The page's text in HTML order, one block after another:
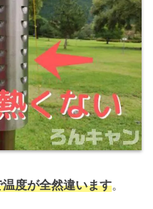
度が全然違います。